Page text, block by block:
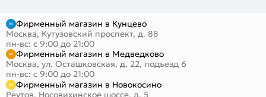
Фирменный магазин в Кунцево
Москва, Кутузовский проспект, д. 88
пн-вс: с 9:00 до 21:00
Фирменный магазин в Медведково
Москва, ул. Осташковская, д. 22, подъезд 6
пн-вс: с 9:00 до 21:00
Фирменный магазин в Новокосино
Реутов, Носовихинское шоссе, д. 5